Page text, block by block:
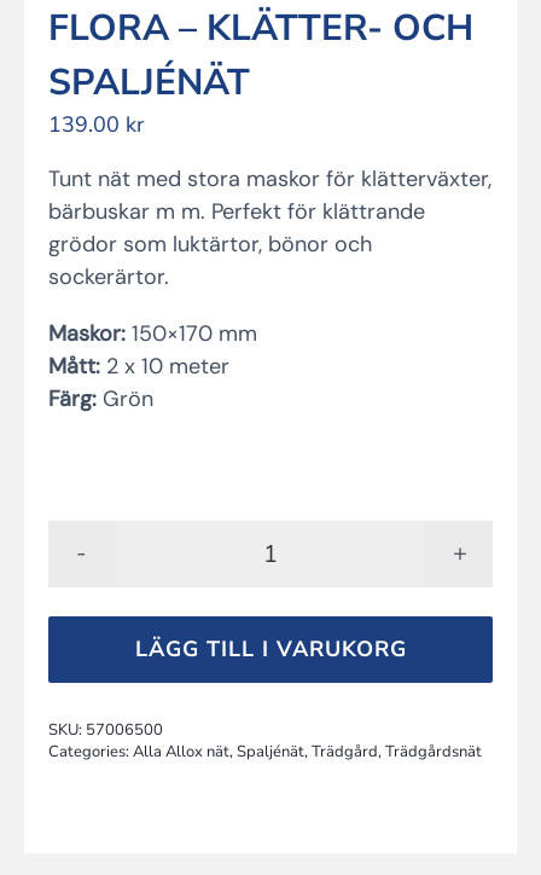
FLORA – KLÄTTER- OCH
SPALJÉNÄT
139.00 kr
Tunt nät med stora maskor för klätterväxter,
bärbuskar m m. Perfekt för klättrande
grödor som luktärtor, bönor och
sockerärtor.
Maskor:150×170 mm
Mått:2 x 10 meter
Färg:Grön
FLORA
klätter-
och
mängd
LÄGG TILL I VARUKORG
SKU: 57006500
Categories:Alla Allox nät,Spaljénät,Trädgård,Trädgårdsnät